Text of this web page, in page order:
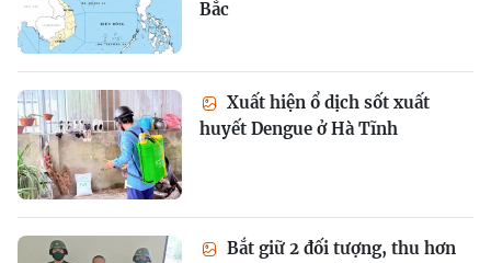
Bắc
Xuất hiện ổ dịch sốt xuất
huyết Dengue ở Hà Tĩnh
Bắt giữ 2 đối tượng, thu hơn